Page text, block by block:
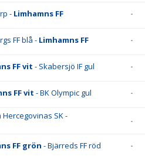
- Limhamns FF -
FF blå - Limhamns FF -
FF vit - Skabersjö IF gul -
FF vit - BK Olympic gul -
SK -
-
FF grön - Bjärreds FF röd -